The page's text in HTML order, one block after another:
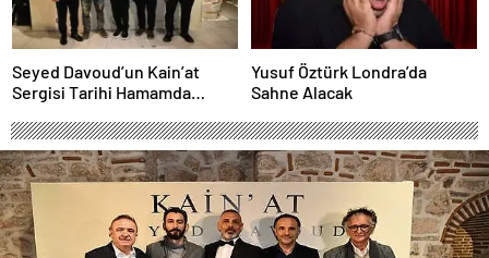
Seyed Davoud’un Kain’at
Sergisi Tarihi Hamamda
Yusuf Öztürk Londra’da
Sahne Alacak